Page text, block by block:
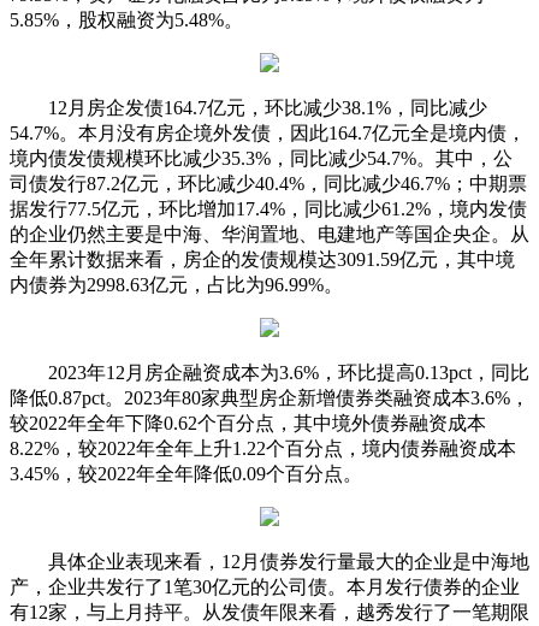
5.85%，股权融资为5.48%。
12月房企发债164.7亿元，环比减少38.1%，同比减少
54.7%。本月没有房企境外发债，因此164.7亿元全是境内债，
境内债发债规模环比减少35.3%，同比减少54.7%。其中，公
司债发行87.2亿元，环比减少40.4%，同比减少46.7%；中期票
据发行77.5亿元，环比增加17.4%，同比减少61.2%，境内发债
的企业仍然主要是中海、华润置地、电建地产等国企央企。从
全年累计数据来看，房企的发债规模达3091.59亿元，其中境
内债券为2998.63亿元，占比为96.99%。
2023年12月房企融资成本为3.6%，环比提高0.13pct，同比
降低0.87pct。2023年80家典型房企新增债券类融资成本3.6%，
较2022年全年下降0.62个百分点，其中境外债券融资成本
8.22%，较2022年全年上升1.22个百分点，境内债券融资成本
3.45%，较2022年全年降低0.09个百分点。
具体企业表现来看，12月债券发行量最大的企业是中海地
产，企业共发行了1笔30亿元的公司债。本月发行债券的企业
有12家，与上月持平。从发债年限来看，越秀发行了一笔期限